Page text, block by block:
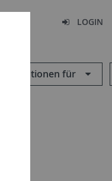
LOGIN
Informationen für